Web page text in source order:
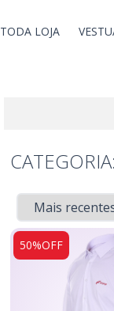
TODA LOJA
50%OFF